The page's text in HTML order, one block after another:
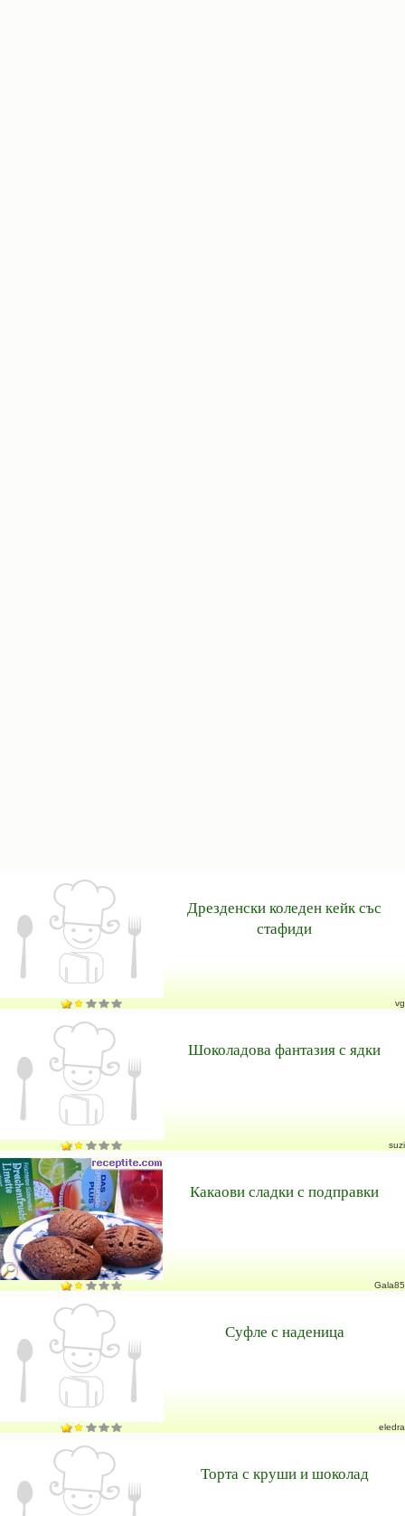
Дрезденски коледен кейк със
стафиди
vg
Шоколадова фантазия с ядки
suzi
Какаови сладки с подправки
Gala85
Суфле с наденица
eledra
Торта с круши и шоколад